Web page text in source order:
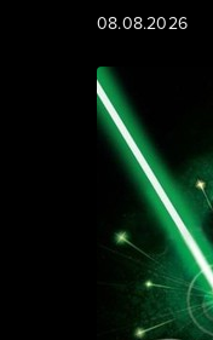
08.08.2026